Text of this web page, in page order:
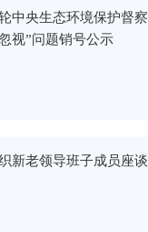
中央生态环境保护督
视”问题销号公示
新老领导班子成员座